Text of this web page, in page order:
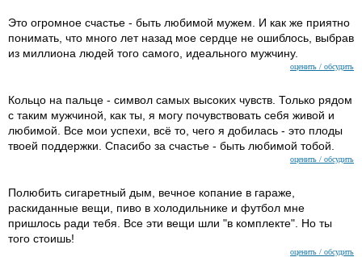
Это огромное счастье - быть любимой мужем. И как же приятно
понимать, что много лет назад мое сердце не ошиблось, выбрав
из миллиона людей того самого, идеального мужчину.
оценить / обсудить
Кольцо на пальце - символ самых высоких чувств. Только рядом
с таким мужчиной, как ты, я могу почувствовать себя живой и
любимой. Все мои успехи, всё то, чего я добилась - это плоды
твоей поддержки. Спасибо за счастье - быть любимой тобой.
оценить / обсудить
Полюбить сигаретный дым, вечное копание в гараже,
раскиданные вещи, пиво в холодильнике и футбол мне
пришлось ради тебя. Все эти вещи шли "в комплекте". Но ты
того стоишь!
оценить / обсудить